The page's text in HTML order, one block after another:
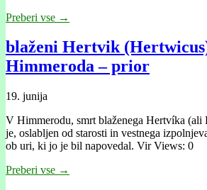
Preberi vse →
blaženi Hertvik
Himmeroda – prior
19. junija
V Himmerodu, smrt blaženega Hertvíka
je, oslabljen od starosti in vestnega
ob uri, ki jo je bil napovedal. Vir Views: 0
Preberi vse →